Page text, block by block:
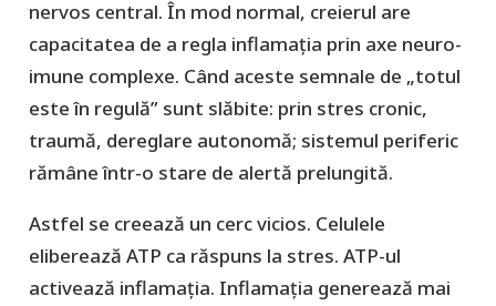
nervos central. În mod normal, creierul are
capacitatea de a regla inflamația prin axe neuro-
imune complexe. Când aceste semnale de „totul
este în regulă” sunt slăbite: prin stres cronic,
traumă, dereglare autonomă; sistemul periferic
rămâne într-o stare de alertă prelungită.
Astfel se creează un cerc vicios. Celulele
eliberează ATP ca răspuns la stres. ATP-ul
activează inflamația. Inflamația generează mai